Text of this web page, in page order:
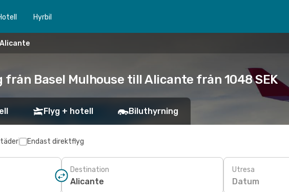
Hyrbil
Basel Mulhouse till Alicante från 1048 SEK
Flyg + hotell Biluthyrning
Endast direktflyg
Destination Utresa
Datum